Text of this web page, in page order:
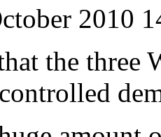
2010
the three